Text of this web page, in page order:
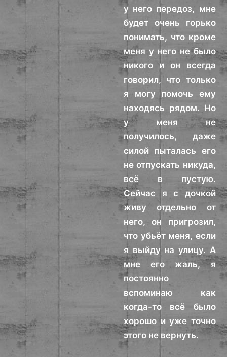
у него передоз, мне
будет очень горько
понимать, что кроме
меня у него не было
никого и он всегда
говорил, что только
я могу помочь ему
находясь рядом. Но
у меня не
получилось, даже
силой пыталась его
не отпускать никуда,
всё в пустую.
Сейчас я с дочкой
живу отдельно от
него, он пригрозил,
что убьёт меня, если
я выйду на улицу. А
мне его жаль, я
постоянно
вспоминаю как
когда-то всё было
хорошо и уже точно
этого не вернуть.